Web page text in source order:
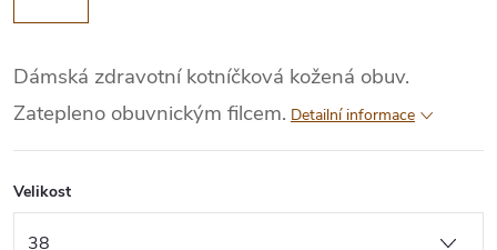
Dámská zdravotní kotníčková kožená obuv.
Zatepleno obuvnickým filcem. Detailní informace
Velikost